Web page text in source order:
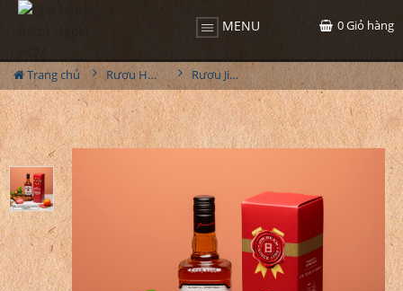
MENU 0Giỏ hàng
Trang chủ Rượu Hộp Quà Rượu Jim Beam 1L - Hộp Đơn 2022